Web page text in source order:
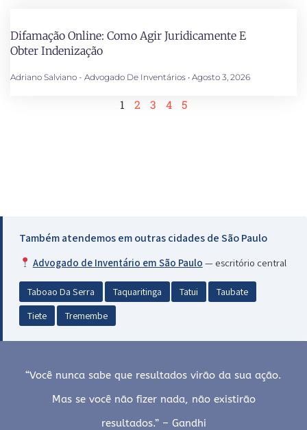
Difamação Online: Como Agir Juridicamente E
Obter Indenização
Adriano Salviano - Advogado De Inventários Agosto 3, 2026
1 2 3 4 5
Também atendemos em outras cidades de São Paulo
Advogado de Inventário em São Paulo — escritório central
Taboao Da Serra Taquaritinga Tatui
Taubate
Tiete
Tremembe
“Você nunca sabe que resultados virão da sua ação.
Mas se você não fizer nada, não existirão
resultados.” – Gandhi